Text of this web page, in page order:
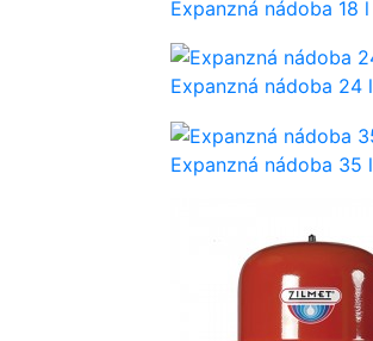
Expanzná nádoba 18 l
Expanzná nádoba 24 l
Expanzná nádoba 35 l